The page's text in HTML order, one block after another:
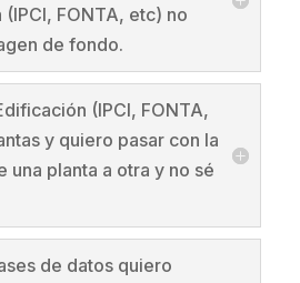
FONTA, etc) no
de fondo.
(IPCI, FONTA,
y quiero pasar con la
una planta a otra y no sé
de datos quiero